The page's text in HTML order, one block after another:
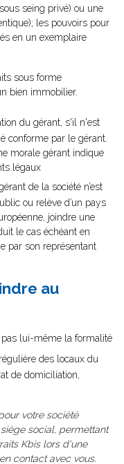
sous seing privé) ou une
les pouvoirs pour
en un exemplaire
sous forme
bien immobilier.
du gérant, s'il n'est
conforme par le gérant.
morale gérant indique
légaux
de la société n’est
ou relève d’un pays
joindre une
le cas échéant en
par son représentant
au
lui-même la formalité
des locaux du
de domiciliation,
votre société
social, permettant
Kbis lors d'une
contact avec vous.